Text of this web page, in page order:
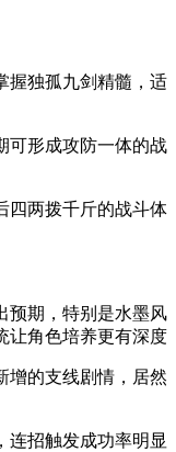
握独孤九剑精髓，适
可形成攻防一体的战
四两拨千斤的战斗体
预期，特别是水墨风
让角色培养更有深度
增的支线剧情，居然
连招触发成功率明显